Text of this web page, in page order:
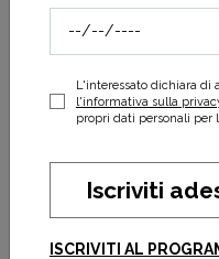
Scarpa Norda
L'interessato dichiara di
l'informativa sulla
propri dati personali per
Iscriviti
ISCRIVITI AL